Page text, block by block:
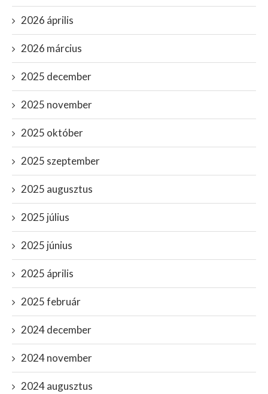
2026 április
2026 március
2025 december
2025 november
2025 október
2025 szeptember
2025 augusztus
2025 július
2025 június
2025 április
2025 február
2024 december
2024 november
2024 augusztus